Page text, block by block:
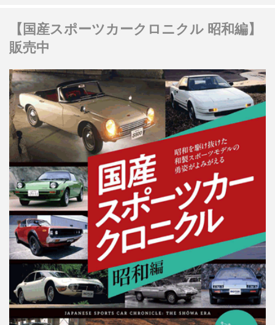
【国産スポーツカークロニクル 昭和編】
販売中